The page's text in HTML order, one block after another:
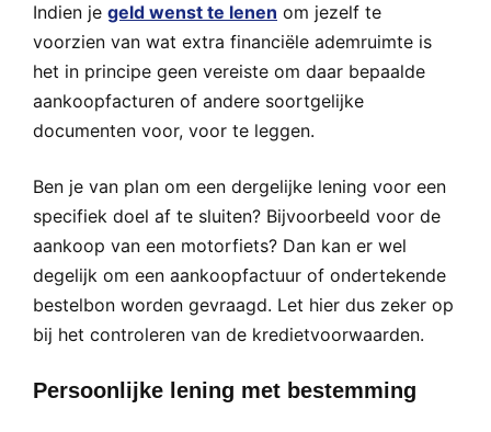
Indien je geld wenst te lenen om jezelf te
voorzien van wat extra financiële ademruimte is
het in principe geen vereiste om daar bepaalde
aankoopfacturen of andere soortgelijke
documenten voor, voor te leggen.
Ben je van plan om een dergelijke lening voor een
specifiek doel af te sluiten? Bijvoorbeeld voor de
aankoop van een motorfiets? Dan kan er wel
degelijk om een aankoopfactuur of ondertekende
bestelbon worden gevraagd. Let hier dus zeker op
bij het controleren van de kredietvoorwaarden.
Persoonlijke lening met bestemming